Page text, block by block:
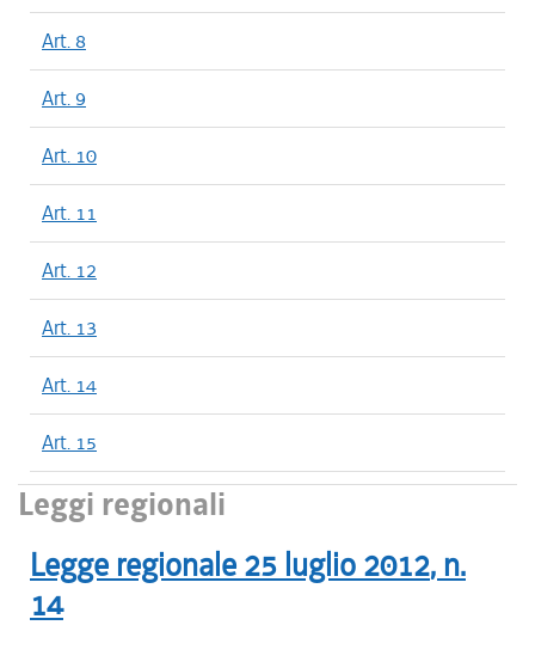
Art. 8
Art. 9
Art. 10
Art. 11
Art. 12
Art. 13
Art. 14
Art. 15
Leggi regionali
Legge regionale 25 luglio 2012, n.
14